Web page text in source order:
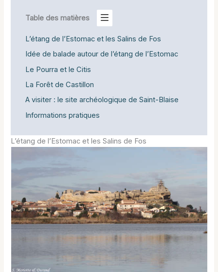
Table des matières
L’étang de l’Estomac et les Salins de Fos
Idée de balade autour de l’étang de l’Estomac
Le Pourra et le Citis
La Forêt de Castillon
A visiter : le site archéologique de Saint-Blaise
Informations pratiques
L’étang de l’Estomac et les Salins de Fos